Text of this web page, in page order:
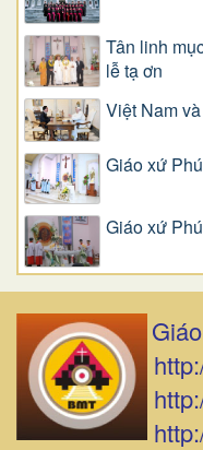
Tân linh
lễ tạ ơn
Việt Nam
Giáo xứ
Giáo xứ